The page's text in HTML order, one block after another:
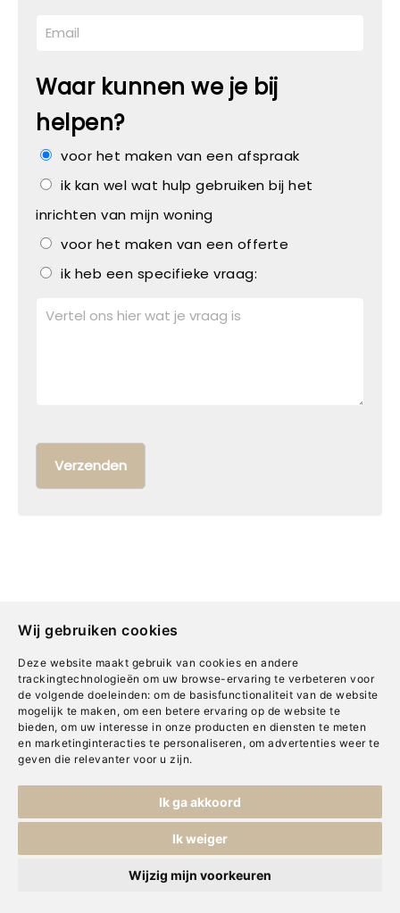
Wij gebruiken cookies
Deze website maakt gebruik van cookies en andere
trackingtechnologieën om uw browse-ervaring te verbeteren voor
de volgende doeleinden: om de basisfunctionaliteit van de website
mogelijk te maken , om een betere ervaring op de website te
bieden, om uw interesse in onze producten en diensten te meten
en marketinginteracties te personaliseren , om advertenties weer te
geven die relevanter voor u zijn.
Ik ga akkoord
Ik weiger
Wijzig mijn voorkeuren
Waar kunnen we je bij
helpen?
voor het maken van een afspraak
ik kan wel wat hulp gebruiken bij het
inrichten van mijn woning
voor het maken van een offerte
ik heb een specifieke vraag:
Adresgegevens
4861 AJ Chaam